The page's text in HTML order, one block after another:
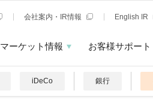
会社案内・IR情報 English IR
マーケット情報 お客様サポート
iDeCo 銀行